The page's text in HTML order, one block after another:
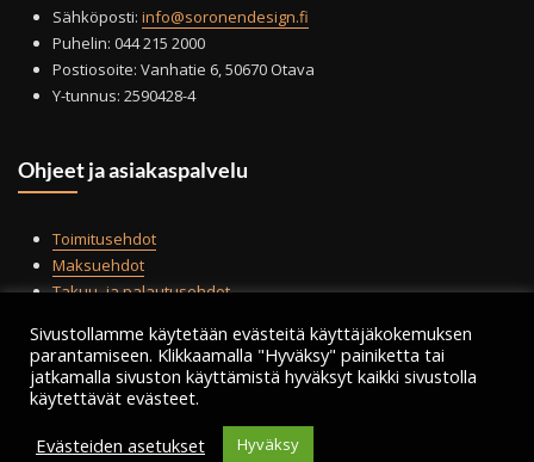
Sähköposti:info@soronendesign.fi
Puhelin: 044 215 2000
Postiosoite: Vanhatie 6, 50670 Otava
Y-tunnus: 2590428-4
Ohjeet ja asiakaspalvelu
Toimitusehdot
Maksuehdot
Takuu- ja palautusehdot
Tietosuojailmoitus
Sivustollamme käytetään evästeitä käyttäjäkokemuksen
parantamiseen. Klikkaamalla "Hyväksy" painiketta tai
jatkamalla sivuston käyttämistä hyväksyt kaikki sivustolla
käytettävät evästeet.
Evästeiden asetukset
Hyväksy